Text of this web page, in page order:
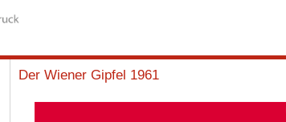
Der Wiener Gipfel 1961